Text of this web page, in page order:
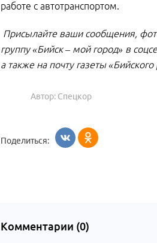
работе с автотранспортом.
Присылайте ваши сообщения,
группу «Бийск – мой город» в
а также на почту газеты «Бийского
Автор: Спецкор
Поделиться:
Комментарии (0)